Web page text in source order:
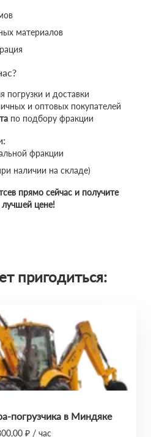
материалов
погрузки и доставки
и оптовых покупателей
по подбору фракции
фракции
наличии на складе)
прямо сейчас и получите
лучшей цене!
пригодиться:
погрузчика в Миндяке
₽ / час